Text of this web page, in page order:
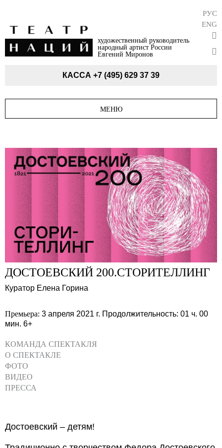
художественный руководитель
народный артист России
Евгений Миронов
РУС
ENG
КАССА +7 (495) 629 37 39
МЕНЮ
ДОСТОЕВСКИЙ 200.СТОРИТЕЛЛИНГ
Куратор Елена Горина
Премьера: 3 апреля 2021 г. Продолжительность: 01 ч. 00
мин. 6+
КОМАНДА СПЕКТАКЛЯ
О СПЕКТАКЛЕ
ФОТО
ВИДЕО
ПРЕССА
Достоевский – детям!